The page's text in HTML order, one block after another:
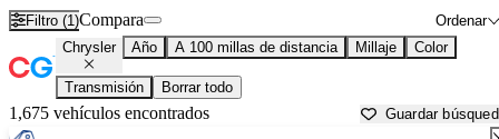
Filtro (1) Ordenar
Compara
Chrysler Año A 100 millas de distancia Millaje Color
Transmisión Borrar todo
1,675 vehículos encontrados Guardar